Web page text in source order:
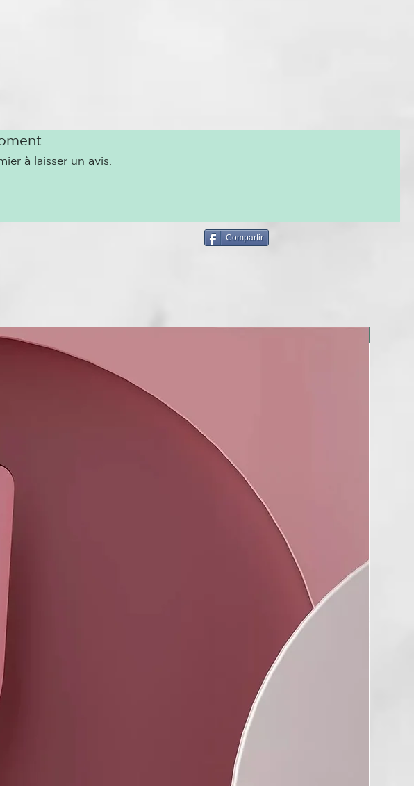
La elección respetuosa con el medio ambiente para quienes valoran los
productos naturales y sostenibles.
à laisser un avis.
Compartir